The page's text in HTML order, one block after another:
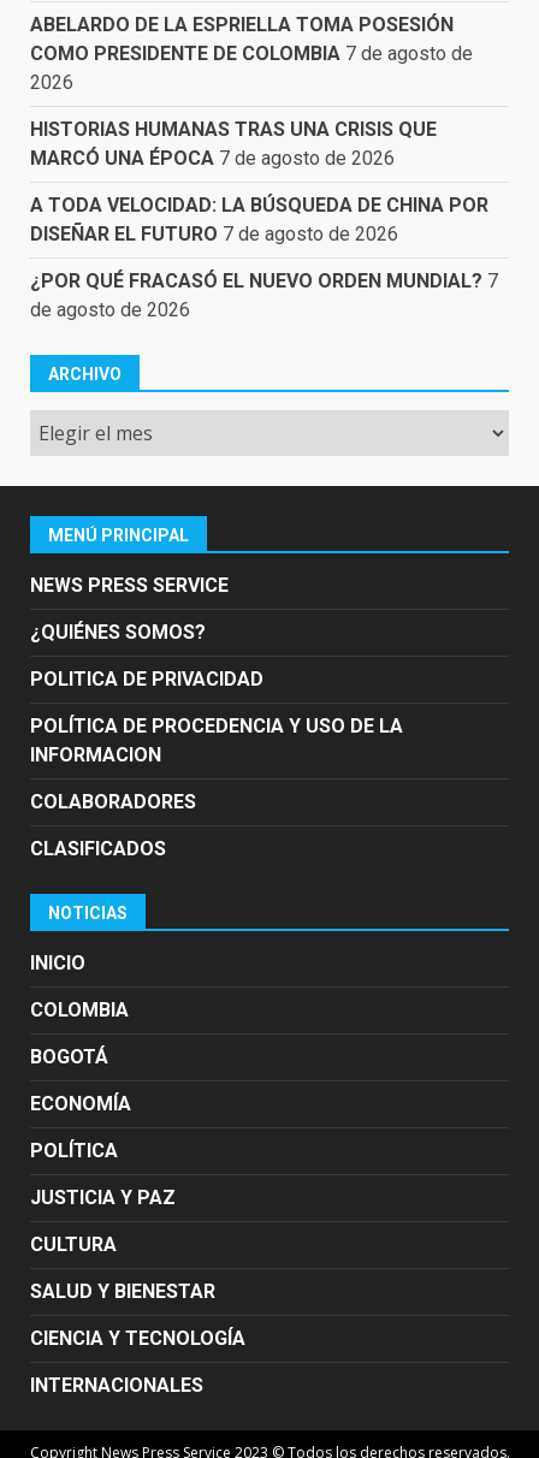
ABELARDO DE LA ESPRIELLA TOMA POSESIÓN
COMO PRESIDENTE DE COLOMBIA 7 de agosto de
2026
HISTORIAS HUMANAS TRAS UNA CRISIS QUE
MARCÓ UNA ÉPOCA 7 de agosto de 2026
A TODA VELOCIDAD: LA BÚSQUEDA DE CHINA POR
DISEÑAR EL FUTURO 7 de agosto de 2026
¿POR QUÉ FRACASÓ EL NUEVO ORDEN MUNDIAL? 7
de agosto de 2026
ARCHIVO
Archivo
MENÚ PRINCIPAL
NEWS PRESS SERVICE
¿QUIÉNES SOMOS?
POLITICA DE PRIVACIDAD
POLÍTICA DE PROCEDENCIA Y USO DE LA
INFORMACION
COLABORADORES
CLASIFICADOS
NOTICIAS
INICIO
COLOMBIA
BOGOTÁ
ECONOMÍA
POLÍTICA
JUSTICIA Y PAZ
CULTURA
SALUD Y BIENESTAR
CIENCIA Y TECNOLOGÍA
INTERNACIONALES
Copyright News Press Service 2023 © Todos los derechos reservados.